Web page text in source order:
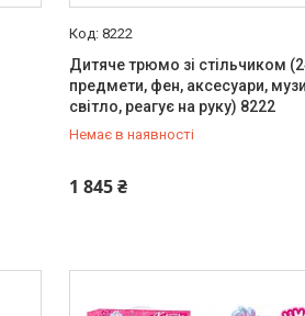
8222
Дитяче трюмо зі стільчиком
предмети, фен, аксесуари,
світло, реагує на руку) 8222
Немає в наявності
1 845 ₴
0 (800) 33-98-35